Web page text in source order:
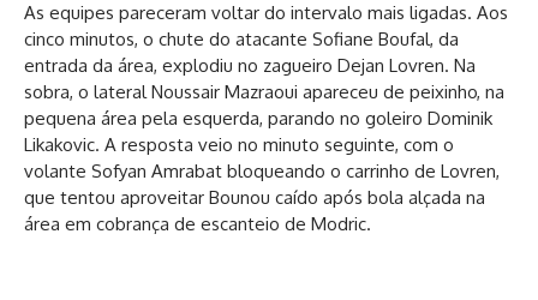
As equipes pareceram voltar do intervalo mais ligadas. Aos
cinco minutos, o chute do atacante Sofiane Boufal, da
entrada da área, explodiu no zagueiro Dejan Lovren. Na
sobra, o lateral Noussair Mazraoui apareceu de peixinho, na
pequena área pela esquerda, parando no goleiro Dominik
Likakovic. A resposta veio no minuto seguinte, com o
volante Sofyan Amrabat bloqueando o carrinho de Lovren,
que tentou aproveitar Bounou caído após bola alçada na
área em cobrança de escanteio de Modric.